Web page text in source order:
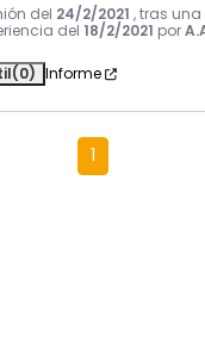
del 24/2/2021 , tras una
del 18/2/2021 por
(0) Informe
1